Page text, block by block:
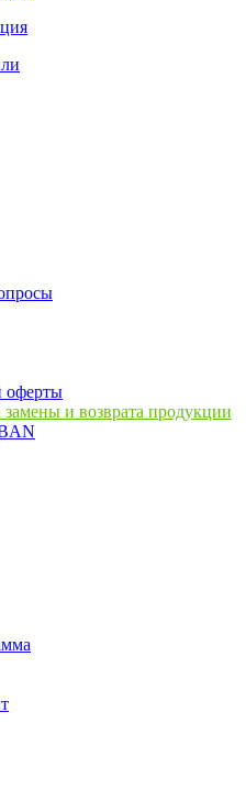
оферты
и возврата продукции